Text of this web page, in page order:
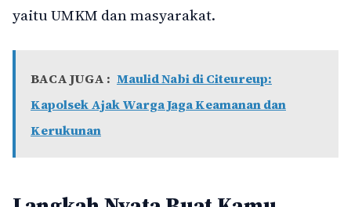
yaitu UMKM dan masyarakat.
BACA JUGA : Maulid Nabi di Citeureup:
Kapolsek Ajak Warga Jaga Keamanan dan
Kerukunan